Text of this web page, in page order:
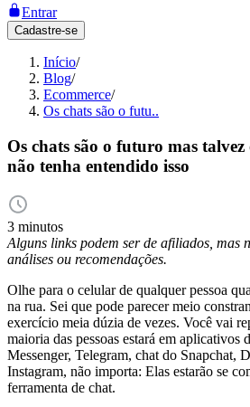
Entrar
Cadastre-se
Início/
Blog/
Ecommerce/
Os chats são o futu..
Os chats são o futuro mas
não tenha entendido isso
3 minutos
Alguns links podem ser de afiliados, mas
análises ou recomendações.
Olhe para o celular de qualquer pessoa
na rua. Sei que pode parecer meio
exercício meia dúzia de vezes. Você vai
maioria das pessoas estará em aplicativos
Messenger, Telegram, chat do Snapchat,
Instagram, não importa: Elas estarão se
ferramenta de chat.